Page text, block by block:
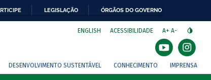
LEGISLAÇÃO ÓRGÃOS DO GOVERNO
ENGLISH ACESSIBILIDADE A+ A-
DESENVOLVIMENTO SUSTENTÁVEL CONHECIMENTO IMPRENSA